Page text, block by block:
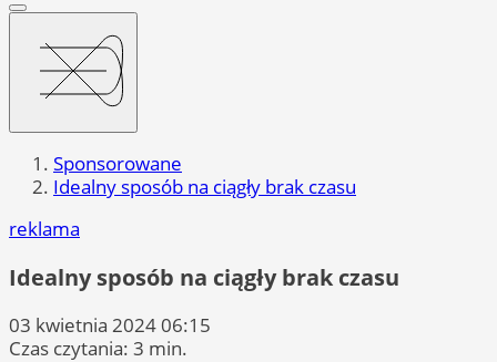
Sponsorowane
Idealny sposób na ciągły brak czasu
reklama
Idealny sposób na ciągły brak czasu
03 kwietnia 2024 06:15
Czas czytania: 3 min.